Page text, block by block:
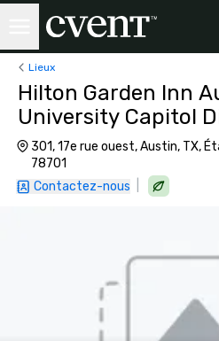
Lieux
Hilton Garden Inn
University Capitol
301, 17e rue ouest, Austin, TX,
78701
Contactez-nous